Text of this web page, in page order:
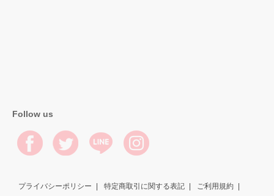
Follow us
プライバシーポリシー 特定商取引に関する表記
ご利用規約